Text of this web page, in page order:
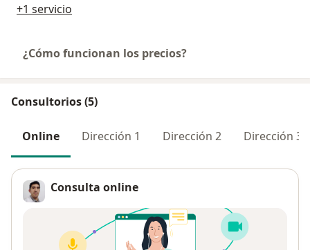
+1 servicio
¿Cómo funcionan los precios?
Consultorios (5)
Online Dirección 1 Dirección 2 Dirección 3
Consulta online